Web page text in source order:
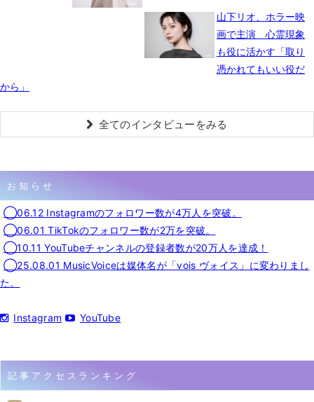
山下リオ、ホラー映
画で主演 心霊現象
も役に活かす「取り
憑かれてもいい役だ
から」
全てのインタビューをみる
お知らせ
◯06.12 Instagramのフォロワー数が4万人を突破。
◯06.01 TikTokのフォロワー数が2万を突破。
◯10.11 YouTubeチャンネルの登録者数が20万人を達成！
◯25.08.01 MusicVoiceは媒体名が「vois ヴォイス」に変わりまし
た。
Instagram YouTube
記事アクセスランキング